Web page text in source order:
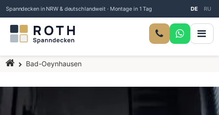
Spanndecken in NRW & deutschlandweit · Montage in 1 Tag DE RU
Startseite
Bad-Oeynhausen